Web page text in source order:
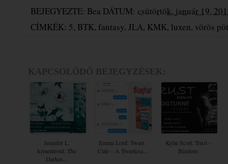
BEJEGYEZTE: Bea DÁTUM: csütörtök, január 19,
CÍMKÉK: 5, BTK, fantasy, JLA, KMK, luxen, vörös
Jennifer L.
Armentrout: The ​
Darkes...
Emma Lord: Tweet ​
Cute – A Tweetcsa...
Kylie Scott: Trust -
Bizalom